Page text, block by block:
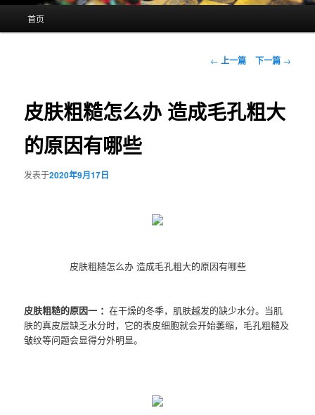
首页
文
航
← 上一篇 下一篇 →
皮肤粗糙怎么办 造成毛孔粗大
的原因有哪些
发表于2020年9月17日
皮肤粗糙怎么办 造成毛孔粗大的原因有哪些
皮肤粗糙的原因一 ：在干燥的冬季，肌肤越发的缺少水分。当肌
肤的真皮层缺乏水分时，它的表皮细胞就会开始萎缩，毛孔粗糙及
皱纹等问题会显得分外明显。